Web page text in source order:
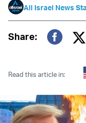
All Israel News
Share:
Read this article in: